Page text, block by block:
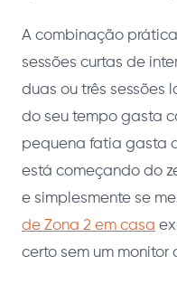
A combinação
sessões curtas de
duas ou três sessões
do seu tempo gasta
pequena fatia gasta
está começando do
e simplesmente se
de Zona 2 em casa
certo sem um